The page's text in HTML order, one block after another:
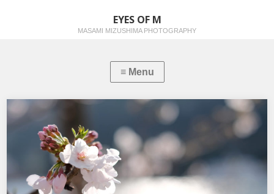
EYES OF M
MASAMI MIZUSHIMA PHOTOGRAPHY